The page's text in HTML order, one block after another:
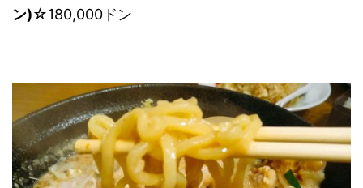
ン)☆180,000ドン